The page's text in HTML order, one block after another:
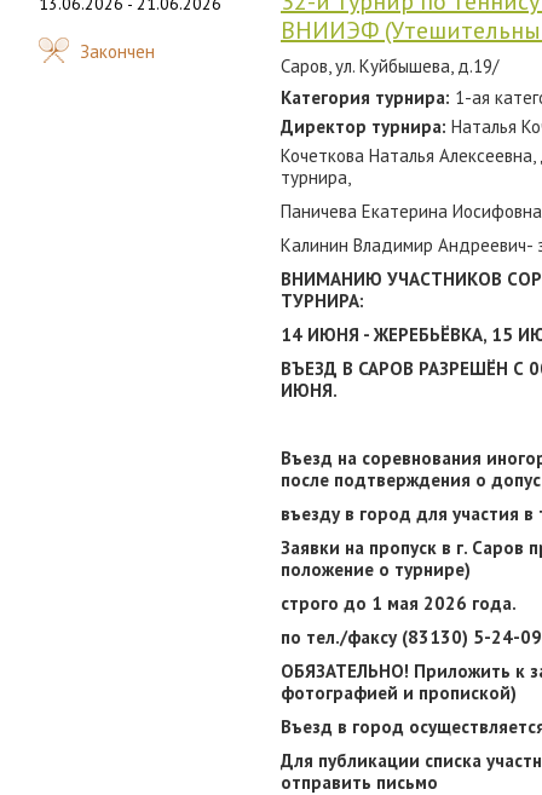
Закончен
ВНИИЭФ
Саров, ул. Куйбышева, д.19/
Категория турнира: 1-ая
Директор турнира: Наталья
Кочеткова Наталья
турнира,
Паничева Екатерина
Калинин Владимир Андреевич-
ВНИМАНИЮ УЧАСТНИКОВ
ТУРНИРА:
14 ИЮНЯ - ЖЕРЕБЬЁВКА, 15
ВЪЕЗД В САРОВ РАЗРЕШЁН С
ИЮНЯ.
Въезд на соревнования
после подтверждения о
въезду в город для
Заявки на пропуск в г. Саров
положение о турнире)
строго до 1 мая 2026 года.
по тел./факсу (83130) 5-24-
ОБЯЗАТЕЛЬНО! Приложить к
фотографией и пропиской)
Въезд в город
Для публикации списка
отправить письмо